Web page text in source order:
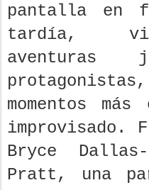
pantalla en
tardía,
momentos
improvisado.
Bryce
Pratt, una